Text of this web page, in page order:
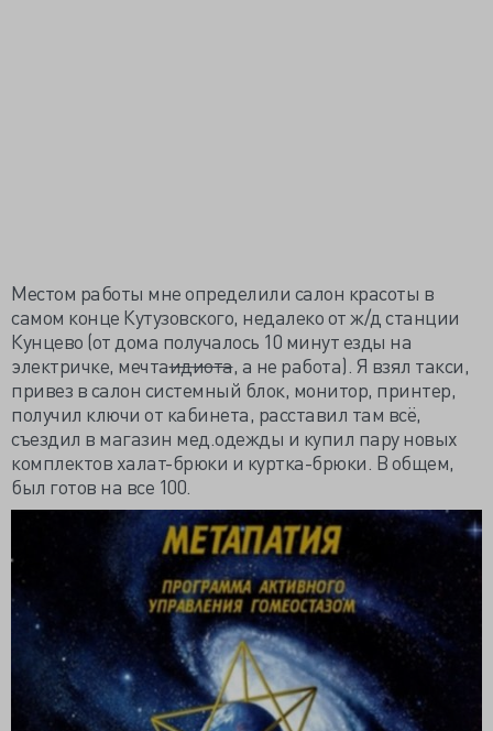
Местом работы мне определили салон красоты в
самом конце Кутузовского, недалеко от ж/д станции
Кунцево (от дома получалось 10 минут езды на
электричке, мечтаидиота, а не работа). Я взял такси,
привез в салон системный блок, монитор, принтер,
получил ключи от кабинета, расставил там всё,
съездил в магазин мед.одежды и купил пару новых
комплектов халат-брюки и куртка-брюки. В общем,
был готов на все 100.